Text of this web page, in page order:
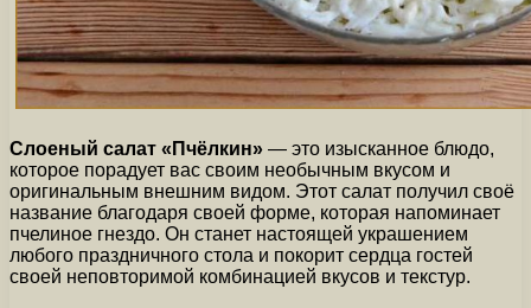
Слоеный салат «Пчёлкин» — это изысканное блюдо,
которое порадует вас своим необычным вкусом и
оригинальным внешним видом. Этот салат получил своё
название благодаря своей форме, которая напоминает
пчелиное гнездо. Он станет настоящей украшением
любого праздничного стола и покорит сердца гостей
своей неповторимой комбинацией вкусов и текстур.